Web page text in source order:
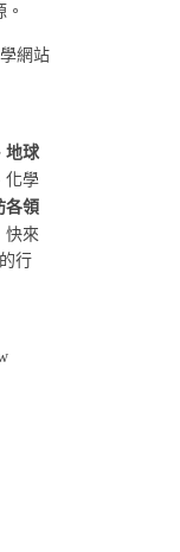
網站
地球
化學
各領
快來
行